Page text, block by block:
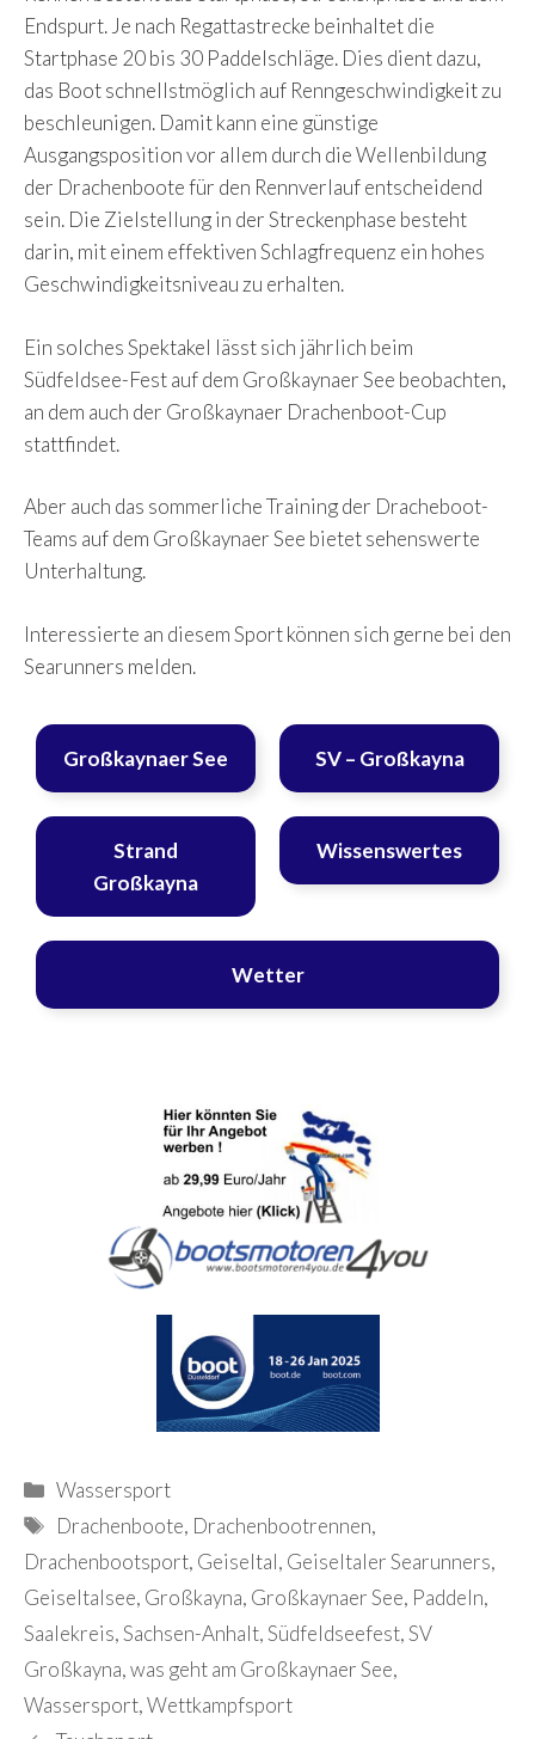
Endspurt. Je nach Regattastrecke beinhaltet die
Startphase 20 bis 30 Paddelschläge. Dies dient dazu,
das Boot schnellstmöglich auf Renngeschwindigkeit zu
beschleunigen. Damit kann eine günstige
Ausgangsposition vor allem durch die Wellenbildung
der Drachenboote für den Rennverlauf entscheidend
sein. Die Zielstellung in der Streckenphase besteht
darin, mit einem effektiven Schlagfrequenz ein hohes
Geschwindigkeitsniveau zu erhalten.
Ein solches Spektakel lässt sich jährlich beim
Südfeldsee-Fest auf dem Großkaynaer See beobachten,
an dem auch der Großkaynaer Drachenboot-Cup
stattfindet.
Aber auch das sommerliche Training der Dracheboot-
Teams auf dem Großkaynaer See bietet sehenswerte
Unterhaltung.
Interessierte an diesem Sport können sich gerne bei den
Searunners melden.
Großkaynaer See SV – Großkayna
Strand
Großkayna
Wissenswertes
Wetter
Kategorien
Wassersport
Schlagwörter
Drachenboote, Drachenbootrennen,
Drachenbootsport, Geiseltal, Geiseltaler Searunners,
Geiseltalsee, Großkayna, Großkaynaer See, Paddeln,
Saalekreis,Sachsen-Anhalt,Südfeldseefest,SV
Großkayna,was geht am Großkaynaer See,
Wassersport,Wettkampfsport